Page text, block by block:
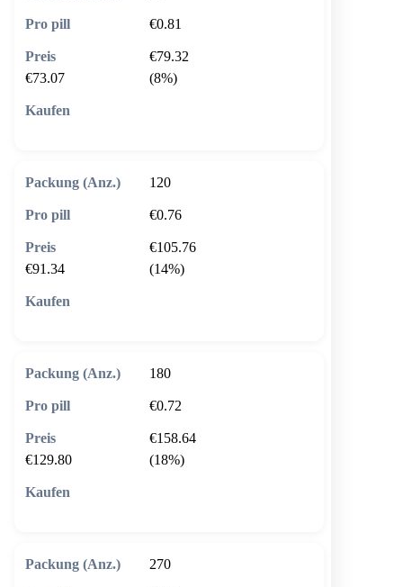
€0.81
€79.32
€73.07
(8%)
120
€0.76
€105.76
€91.34
(14%)
180
€0.72
€158.64
€129.80
(18%)
270